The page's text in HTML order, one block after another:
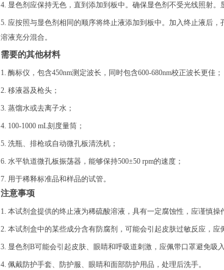
4. 显色剂应保持无色，直到添加到板中。确保显色剂不受光线照射。
5. 应按照与显色剂相同的顺序将终止液添加到板中。加入终止液后
溶液充分混合。
需要的其他材料
1. 酶标仪，包含450nm测定波长，同时包含600-680nm校正波长更佳；
2. 移液器及枪头；
3. 蒸馏水或去离子水；
4. 100-1000 mL刻度量筒；
5. 洗瓶、排枪或自动微孔板清洗机；
6. 水平轨道微孔板振荡器，能够保持500±50 rpm的速度；
7. 用于稀释标准品和样品的试管。
注意事项
1. 本试剂盒提供的终止液为稀硫酸溶液，具有一定腐蚀性，应谨慎操
2. 本试剂盒中的某些成分含有防腐剂，可能会引起皮肤过敏反应，应
3. 显色剂B可能会引起皮肤、眼睛和呼吸道刺激，应佩带口罩避免吸入
4. 佩戴防护手套、防护服、眼睛和面部防护用品，处理后洗手。